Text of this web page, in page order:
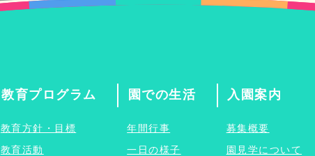
教育プログラム
教育方針・目標
教育活動
園での生活
年間行事
一日の様子
入園案内
募集概要
園見学について